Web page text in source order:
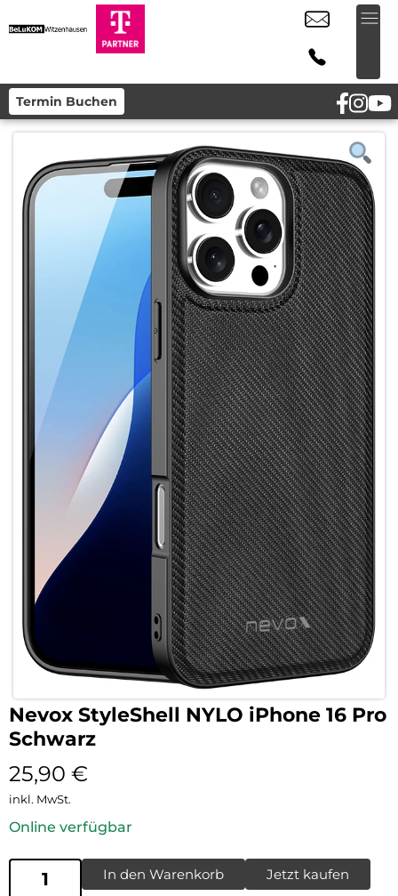
Termin Buchen
Nevox StyleShell NYLO iPhone 16 Pro
Schwarz
25,90 €
inkl. MwSt.
Online verfügbar
In den Warenkorb Jetzt kaufen